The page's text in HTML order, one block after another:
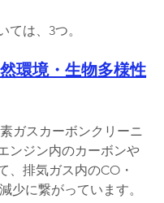
ては、3つ。
環境・生物多様性
素ガスカーボンクリーニ
ンジン内のカーボンや
、排気ガス内のCO・
少に繋がっています。